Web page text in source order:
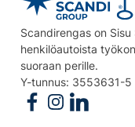
Scandirengas on
henkilöautoista
suoraan perille.
Y-tunnus: 3553631-5
Follow us on
Follow us on
Follow us